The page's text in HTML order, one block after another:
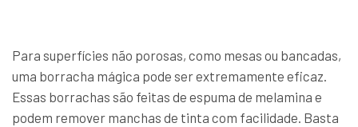
Para superfícies não porosas, como mesas ou bancadas,
uma borracha mágica pode ser extremamente eficaz.
Essas borrachas são feitas de espuma de melamina e
podem remover manchas de tinta com facilidade. Basta